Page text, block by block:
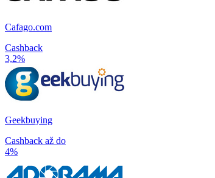
Cafago.com
Cashback
3,2%
Geekbuying
Cashback až do
4%